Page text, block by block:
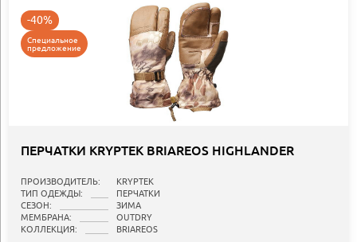
-40%
Специальное
предложение
ПЕРЧАТКИ KRYPTEK BRIAREOS HIGHLANDER
ПРОИЗВОДИТЕЛЬ:
KRYPTEK
ТИП ОДЕЖДЫ:
ПЕРЧАТКИ
СЕЗОН:
ЗИМА
МЕМБРАНА:
OUTDRY
КОЛЛЕКЦИЯ:
BRIAREOS